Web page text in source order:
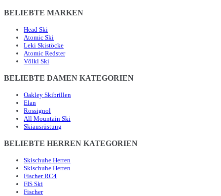
BELIEBTE MARKEN
Head Ski
Atomic Ski
Leki Skistöcke
Atomic Redster
Völkl Ski
BELIEBTE DAMEN KATEGORIEN
Oakley Skibrillen
Elan
Rossignol
All Mountain Ski
Skiausrüstung
BELIEBTE HERREN KATEGORIEN
Skischuhe Herren
Skischuhe Herren
Fischer RC4
FIS Ski
Fischer